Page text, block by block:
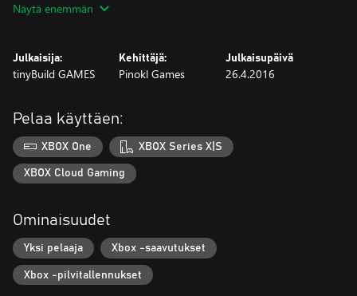
- Käytä ansoja, aiheuta räjähdyksiä, ryhdy ninjaksi.
tappaa kaikki puolestasi.
- Saa DEA, SWAT-autot, lääkintäjoukot, palomiehet liikkeelle ja
5 pelattavaa hahmoa!
- Tyyppi, joka haluaa nukkua.
- Ninja, joka on nopea, salavihkainen, jolla on savupommi, mutta
jota ei pitäisi nähdä.
- Poliisi, joka kantaa ympäriinsä ruumiita ilman epäilystä ja
- Tyttö, joka voi tyrmätä ihmisiä.
Näytä enemmän
Julkaisija:
tinyBuild GAMES
Kehittäjä:
Pinokl Games
Julkaisupäivä
26.4.2016
Pelaa käyttäen:
XBOX One XBOX Series X|S
XBOX Cloud Gaming
Ominaisuudet
Yksi pelaaja Xbox -saavutukset
Xbox -pilvitallennukset